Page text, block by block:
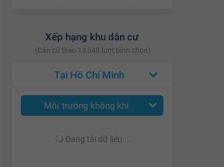
Xếp hạng khu dân cư
(Căn cứ theo 13,548 lượt bình chọn)
Hồ Chí Minh
Môi trường không khí
Đang tải dữ liệu...